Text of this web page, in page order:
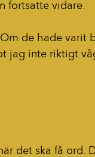
fortsatte vidare.
de hade varit
jag inte riktigt
det ska få ord.